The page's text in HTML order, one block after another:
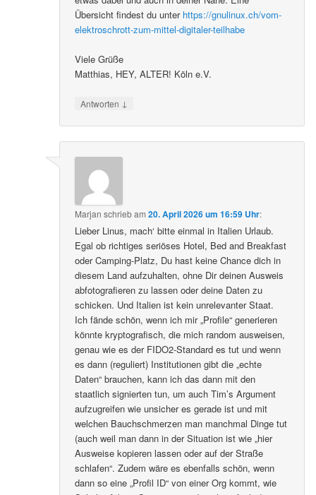
Übersicht findest du unter https://gnulinux.ch/vom-
elektroschrott-zum-mittel-digitaler-teilhabe
Viele Grüße
Matthias, HEY, ALTER! Köln e.V.
Antworten ↓
Marjan schriebam20. April 2026 um 16:59 Uhr:
Lieber Linus, mach‘ bitte einmal in Italien Urlaub.
Egal ob richtiges seriöses Hotel, Bed and Breakfast
oder Camping-Platz, Du hast keine Chance dich in
diesem Land aufzuhalten, ohne Dir deinen Ausweis
abfotografieren zu lassen oder deine Daten zu
schicken. Und Italien ist kein unrelevanter Staat.
Ich fände schön, wenn ich mir „Profile“ generieren
könnte kryptografisch, die mich random ausweisen,
genau wie es der FIDO2-Standard es tut und wenn
es dann (reguliert) Institutionen gibt die „echte
Daten“ brauchen, kann ich das dann mit den
staatlich signierten tun, um auch Tim’s Argument
aufzugreifen wie unsicher es gerade ist und mit
welchen Bauchschmerzen man manchmal Dinge tut
(auch weil man dann in der Situation ist wie „hier
Ausweise kopieren lassen oder auf der Straße
schlafen“. Zudem wäre es ebenfalls schön, wenn
dann so eine „Profil ID“ von einer Org kommt, wie